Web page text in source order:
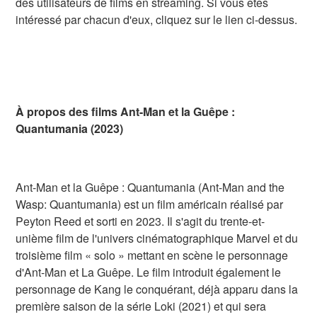
intéressé par chacun d'eux, cliquez sur le lien ci-dessus.
À propos des films Ant-Man et la Guêpe :
Quantumania (2023)
Ant-Man et la Guêpe : Quantumania (Ant-Man and the
Wasp: Quantumania) est un film américain réalisé par
Peyton Reed et sorti en 2023. Il s'agit du trente-et-
unième film de l'univers cinématographique Marvel et du
troisième film « solo » mettant en scène le personnage
d'Ant-Man et La Guêpe. Le film introduit également le
personnage de Kang le conquérant, déjà apparu dans la
première saison de la série Loki (2021) et qui sera